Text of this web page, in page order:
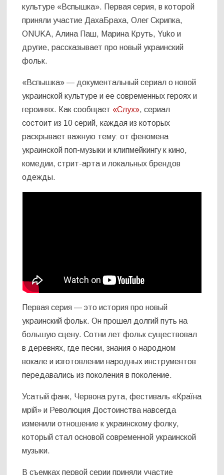
культуре «Вспышка». Первая серия, в которой
приняли участие ДахаБраха, Олег Скрипка,
ONUKA, Алина Паш, Марина Круть, Yuko и
другие, рассказывает про новый украинский
фольк.
«Вспышка» — документальный сериал о новой
украинской культуре и ее современных героях и
героинях. Как сообщает «Слух», сериал
состоит из 10 серий, каждая из которых
раскрывает важную тему: от феномена
украинской поп-музыки и клипмейкингу к кино,
комедии, стрит-арта и локальных брендов
одежды.
Первая серия — это история про новый
украинский фольк. Он прошел долгий путь на
большую сцену. Сотни лет фольк существовал
в деревнях, где песни, знания о народном
вокале и изготовлении народных инструментов
передавались из поколения в поколение.
Усатый фанк, Червона рута, фестиваль «Країна
мрій» и Революция Достоинства навсегда
изменили отношение к украинскому фолку,
который стал основой современной украинской
музыки.
В съемках первой серии приняли участие